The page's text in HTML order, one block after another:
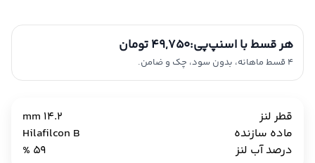
هر قسط با اسنپ‌پی:49,750 تومان
4 قسط ماهانه، بدون سود، چک و ضامن.
قطر لنز
14.2 mm
ماده سازنده
Hilafilcon B
درصد آب لنز
59 %